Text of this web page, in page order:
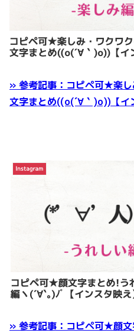
» 参考記事：コピペ可★楽
文字まとめ((o(´∀｀)o))【イ
» 参考記事：コピペ可★顔